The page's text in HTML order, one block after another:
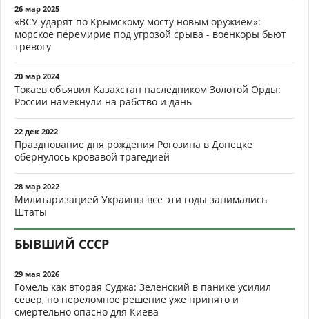
26 мар 2025
«ВСУ ударят по Крымскому мосту новым оружием»:
морское перемирие под угрозой срыва - военкоры бьют
тревогу
20 мар 2024
Токаев объявил Казахстан наследником Золотой Орды:
России намекнули на рабство и дань
22 дек 2022
Празднование дня рождения Рогозина в Донецке
обернулось кровавой трагедией
28 мар 2022
Милитаризацией Украины все эти годы занимались
Штаты
БЫВШИЙ СССР
29 мая 2026
Гомель как вторая Суджа: Зеленский в панике усилил
север, но переломное решение уже принято и
смертельно опасно для Киева